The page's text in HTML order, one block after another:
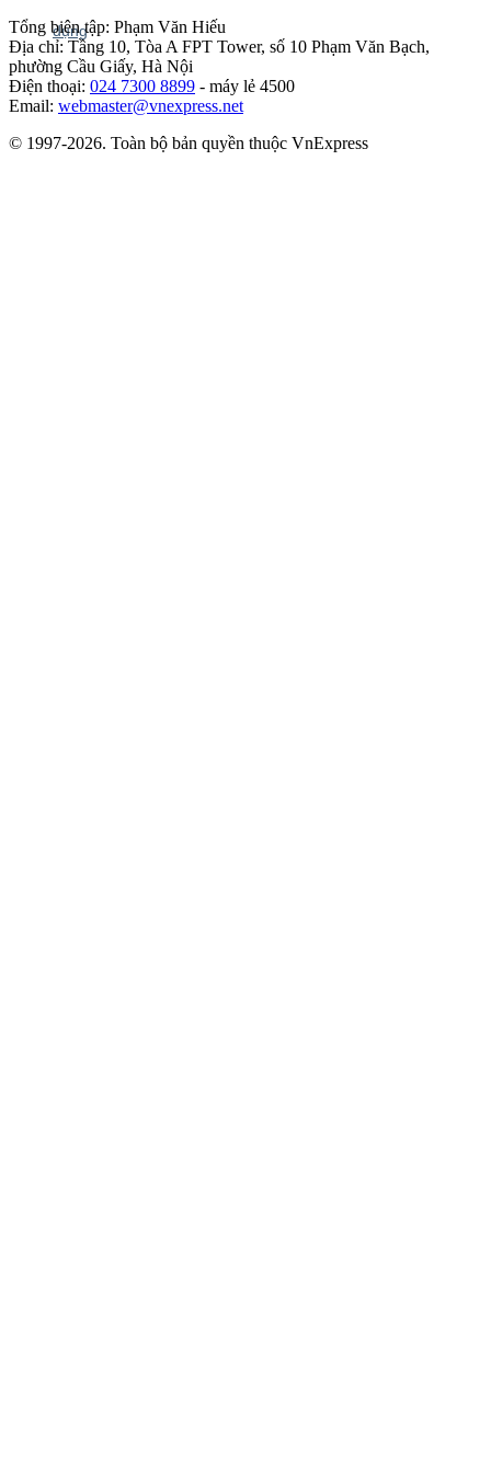
Tổng biên tập: Phạm Văn Hiếu
Địa chỉ: Tầng 10, Tòa A FPT Tower, số 10 Phạm Văn Bạch,
phường Cầu Giấy, Hà Nội
Điện thoại: 024 7300 8899 - máy lẻ 4500
Email: webmaster@vnexpress.net
© 1997-2026. Toàn bộ bản quyền thuộc VnExpress